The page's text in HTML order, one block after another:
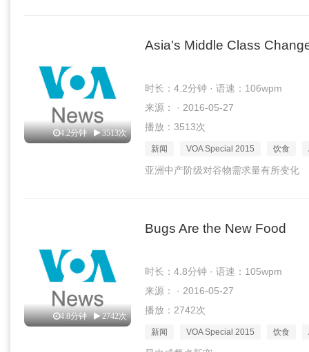
4.2分钟 3513次
Asia's Middle Class
时长：4.2分钟 · 语速：106wpm
来源： · 2016-05-27
播放：3513次
新闻 VOA Special 2015 饮食
亚洲中产阶级对谷物需求量有所变化
4.8分钟 2742次
Bugs Are the New Food
时长：4.8分钟 · 语速：105wpm
来源： · 2016-05-27
播放：2742次
新闻 VOA Special 2015 饮食